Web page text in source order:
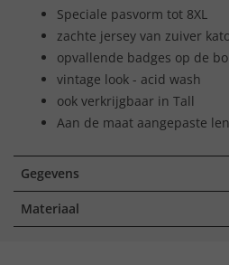
Speciale pasvorm tot 8XL
zachte jersey van zuiver
opvallende badges op de
vintage look - acid wash
ook verkrijgbaar in Tall
Aan de maat aangepaste
Gegevens
Materiaal